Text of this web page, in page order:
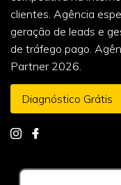
clientes. Agência
geração de leads e
de tráfego pago.
Partner 2026.
Diagnóstico Grátis